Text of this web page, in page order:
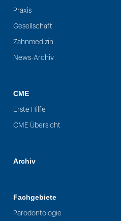
Praxis
Gesellschaft
Zahnmedizin
News-Archiv
CME
Erste Hilfe
CME Übersicht
Archiv
Fachgebiete
Parodontologie